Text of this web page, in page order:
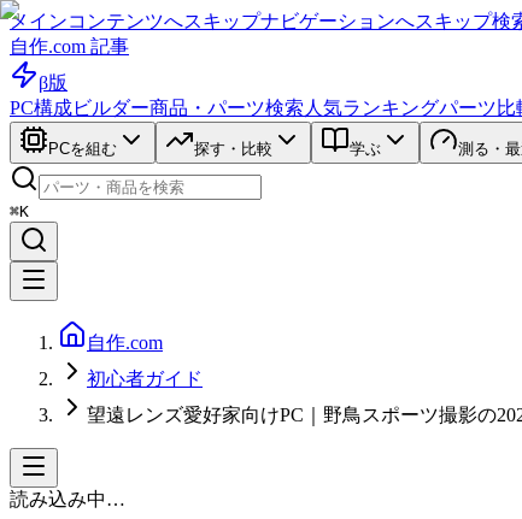
メインコンテンツへスキップナビゲーションへスキップ検
自作.com 記事
β版
PC構成ビルダー商品・パーツ検索 人気ランキングパーツ比
PCを組む 探す・比較 学ぶ 測る・
⌘K
自作.com
初心者ガイド
望遠レンズ愛好家向けPC｜野鳥スポーツ撮影の
読み込み中…